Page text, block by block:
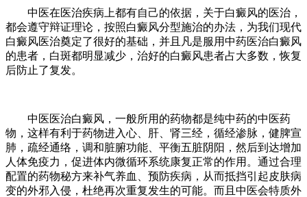
中医在医治疾病上都有自己的依据，关于白癜风的医治，
都会遵守辩证理论，按照白癜风分型施治的办法，为我们现代
白癜风医治奠定了很好的基础，并且凡是服用中药医治白癜风
的患者，白斑都明显减少，治好的白癜风患者占大多数，恢复
后防止了复发。
中医医治白癜风，一般所用的药物都是纯中药的中医药
物，这样有利于药物进入心、肝、肾三经，循经渗脉，健脾宣
肺，疏经通络，调和脏腑功能、平衡五脏阴阳，然后到达增加
人体免疫力，促进体内微循环系统康复正常的作用。通过合理
配置的药物秘方来补气养血、预防疾病，从而抵挡引起皮肤病
变的外邪入侵，杜绝再次重复发生的可能。而且中医会特质外